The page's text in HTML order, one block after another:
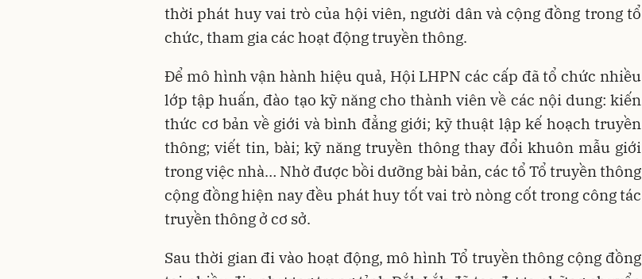
thời phát huy vai trò của hội viên, người dân và cộng đồng trong tổ
chức, tham gia các hoạt động truyền thông.
Để mô hình vận hành hiệu quả, Hội LHPN các cấp đã tổ chức nhiều
lớp tập huấn, đào tạo kỹ năng cho thành viên về các nội dung: kiến
thức cơ bản về giới và bình đẳng giới; kỹ thuật lập kế hoạch truyền
thông; viết tin, bài; kỹ năng truyền thông thay đổi khuôn mẫu giới
trong việc nhà… Nhờ được bồi dưỡng bài bản, các tổ Tổ truyền thông
cộng đồng hiện nay đều phát huy tốt vai trò nòng cốt trong công tác
truyền thông ở cơ sở.
Sau thời gian đi vào hoạt động, mô hình Tổ truyền thông cộng đồng